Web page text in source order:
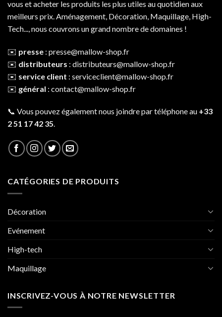
vous et acheter les produits les plus utiles au quotidien aux
meilleurs prix. Aménagement, Décoration, Maquillage, High-
Tech..., nous couvrons un grand nombre de domaines !
✉️ presse : presse@mallow-shop.fr
✉️ distributeurs : distributeurs@mallow-shop.fr
✉️ service client : serviceclient@mallow-shop.fr
✉️ général : contact@mallow-shop.fr
📞 Vous pouvez également nous joindre par téléphone au +33
2 51 17 42 35.
CATÉGORIES DE PRODUITS
Décoration
Evénement
High-tech
Maquillage
INSCRIVEZ-VOUS À NOTRE NEWSLETTER